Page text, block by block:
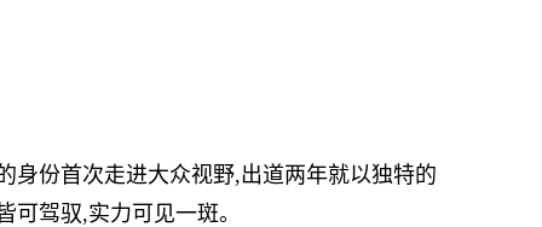
份首次走进大众视野,出道两年就以独特的
驾驭,实力可见一斑。